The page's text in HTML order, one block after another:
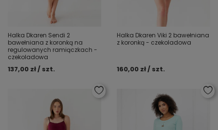
Halka Dkaren Sendi 2
bawełniana z koronką na
regulowanych ramiączkach -
czekoladowa
137,00 zł / szt.
Halka Dkaren Viki 2 bawełniana
z koronką - czekoladowa
160,00 zł / szt.